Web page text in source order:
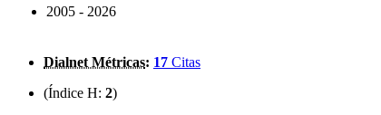
2005 - 2026
Dialnet Métricas: 17 Citas
(Índice H: 2)